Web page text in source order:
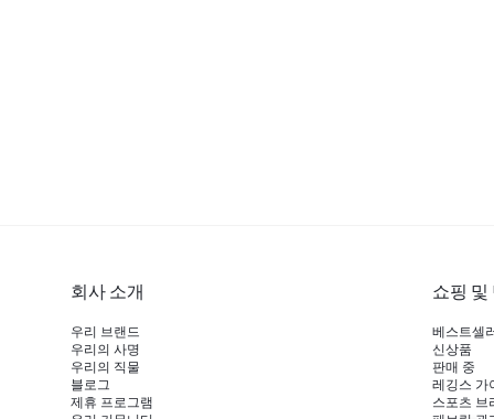
회사 소개
우리 브랜드
우리의 사명
우리의 직물
블로그
제휴 프로그램
쇼핑 및
베스트셀
신상품
판매 중
레깅스 가
스포츠 브